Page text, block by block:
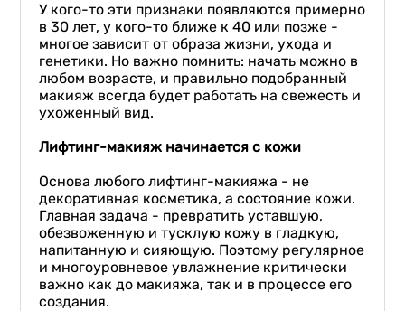
У кого-то эти признаки появляются примерно
в 30 лет, у кого-то ближе к 40 или позже -
многое зависит от образа жизни, ухода и
генетики. Но важно помнить: начать можно в
любом возрасте, и правильно подобранный
макияж всегда будет работать на свежесть и
ухоженный вид.
Лифтинг-макияж начинается с кожи
Основа любого лифтинг-макияжа - не
декоративная косметика, а состояние кожи.
Главная задача - превратить уставшую,
обезвоженную и тусклую кожу в гладкую,
напитанную и сияющую. Поэтому регулярное
и многоуровневое увлажнение критически
важно как до макияжа, так и в процессе его
создания.